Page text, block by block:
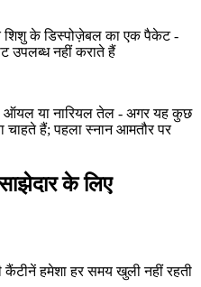
शिशु के डिस्पोज़ेबल का एक पैकेट -
उपलब्ध नहीं कराते हैं
ऑयल या नारियल तेल - अगर यह कुछ
हैं; पहला स्नान आमतौर पर
के लिए
हमेशा हर समय खुली नहीं रहती